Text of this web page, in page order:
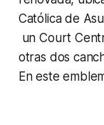
Católica de
un Court
otras dos
En este